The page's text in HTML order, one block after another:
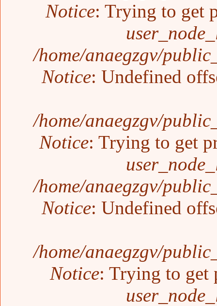
Notice: Trying to get
/home/anaegzgv/
Notice: Undefined
/home/anaegzgv/
Notice: Trying to get
/home/anaegzgv/
Notice: Undefined
/home/anaegzgv/
Notice: Trying to get